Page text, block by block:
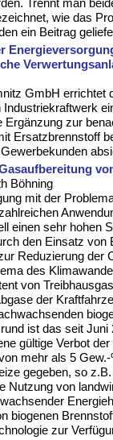
Trennt man
wie das
ein Beitrag
GmbH errichtet
Industriekraftwerk
Ergänzung zur
Ersatzbrennstoff
Böhning
mit der
einen sehr hohen
den Einsatz
Reduzierung der
des
von
der
ist das seit Juni
gültige Verbot
mehr als 5
gegeben, so
Nutzung von
biogenen
zur